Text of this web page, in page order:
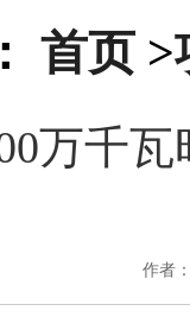
首页 >
万千
作者